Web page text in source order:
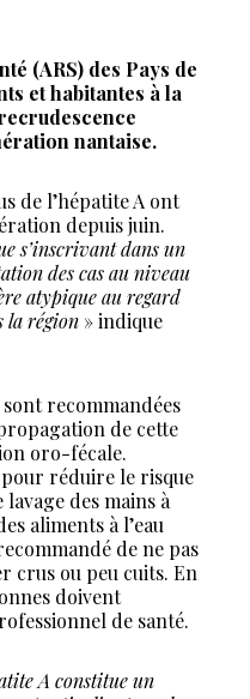
(ARS) des Pays de
et habitantes à la
nantaise.
de l’hépatite A ont
depuis juin.
s’inscrivant dans un
des cas au niveau
atypique au regard
la région » indique
recommandées
de cette
oro-fécale.
réduire le risque
des mains à
aliments à l’eau
de ne pas
crus ou peu cuits. En
doivent
de santé.
A constitue un